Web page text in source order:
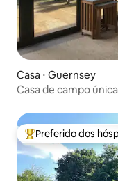
Casa ⋅ Guernsey
Casa de campo
Entre os melhores
Preferido dos